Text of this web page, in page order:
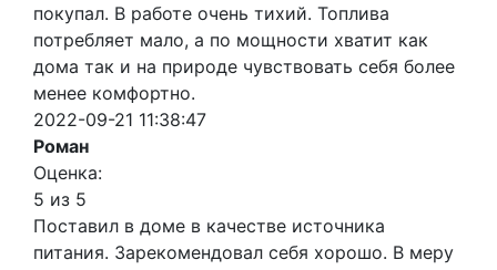
покупал. В работе очень тихий. Топлива
потребляет мало, а по мощности хватит как
дома так и на природе чувствовать себя более
менее комфортно.
2022-09-21 11:38:47
Роман
Оценка:
5 из 5
Поставил в доме в качестве источника
питания. Зарекомендовал себя хорошо. В меру